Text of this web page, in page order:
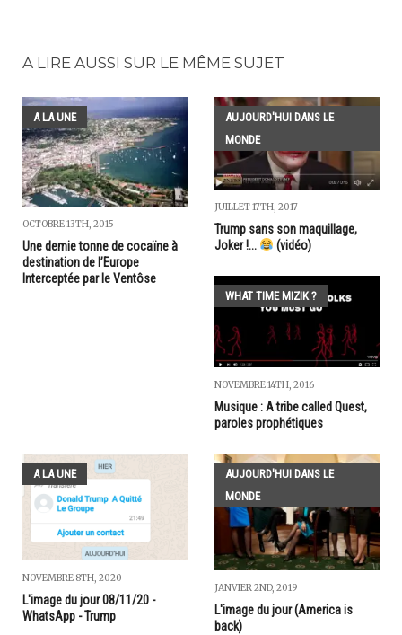
A LIRE AUSSI SUR LE MÊME SUJET
A LA UNE
OCTOBRE 13TH, 2015
Une demie tonne de cocaïne à
destination de l’Europe
Interceptée par le Ventôse
AUJOURD'HUI DANS LE
MONDE
JUILLET 17TH, 2017
Trump sans son maquillage,
Joker !...
(vidéo)
WHAT TIME MIZIK ?
NOVEMBRE 14TH, 2016
Musique : A tribe called Quest,
paroles prophétiques
A LA UNE
NOVEMBRE 8TH, 2020
L'image du jour 08/11/20 -
WhatsApp - Trump
AUJOURD'HUI DANS LE
MONDE
JANVIER 2ND, 2019
L'image du jour (America is
back)